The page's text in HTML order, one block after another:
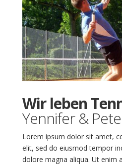
Wir leben
Yennifer &
Lorem ipsum dolor sit amet,
elit, sed do eiusmod tempor
dolore magna aliqua. Ut enim